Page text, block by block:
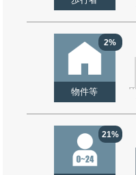
2%
物件等
21%